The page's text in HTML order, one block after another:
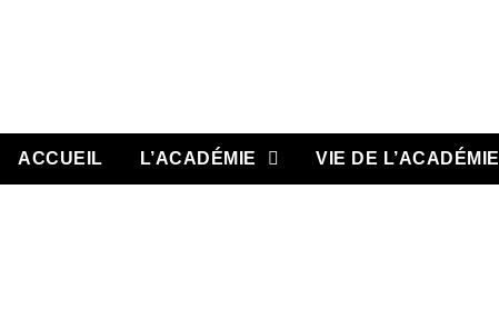
ACCUEIL L’ACADÉMIE VIE DE L’ACADÉMIE